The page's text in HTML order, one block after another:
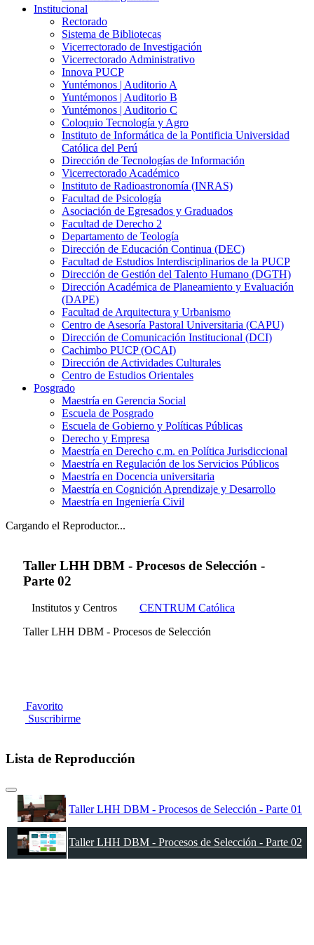
Institucional
Rectorado
Sistema de Bibliotecas
Vicerrectorado de Investigación
Vicerrectorado Administrativo
Innova PUCP
Yuntémonos | Auditorio A
Yuntémonos | Auditorio B
Yuntémonos | Auditorio C
Coloquio Tecnología y Agro
Instituto de Informática de la Pontificia Universidad
Católica del Perú
Dirección de Tecnologías de Información
Vicerrectorado Académico
Instituto de Radioastronomía (INRAS)
Facultad de Psicología
Asociación de Egresados y Graduados
Facultad de Derecho 2
Departamento de Teología
Dirección de Educación Continua (DEC)
Facultad de Estudios Interdisciplinarios de la PUCP
Dirección de Gestión del Talento Humano (DGTH)
Dirección Académica de Planeamiento y Evaluación
(DAPE)
Facultad de Arquitectura y Urbanismo
Centro de Asesoría Pastoral Universitaria (CAPU)
Dirección de Comunicación Institucional (DCI)
Cachimbo PUCP (OCAI)
Dirección de Actividades Culturales
Centro de Estudios Orientales
Posgrado
Maestría en Gerencia Social
Escuela de Posgrado
Escuela de Gobierno y Políticas Públicas
Derecho y Empresa
Maestría en Derecho c.m. en Política Jurisdiccional
Maestría en Regulación de los Servicios Públicos
Maestría en Docencia universitaria
Maestría en Cognición Aprendizaje y Desarrollo
Maestría en Ingeniería Civil
Cargando el Reproductor...
Taller LHH DBM - Procesos de Selección -
Parte 02
Institutos y Centros
CENTRUM Católica
Taller LHH DBM - Procesos de Selección
Favorito
Suscribirme
Lista de Reproducción
Taller LHH DBM - Procesos de Selección - Parte 01
Taller LHH DBM - Procesos de Selección - Parte 02